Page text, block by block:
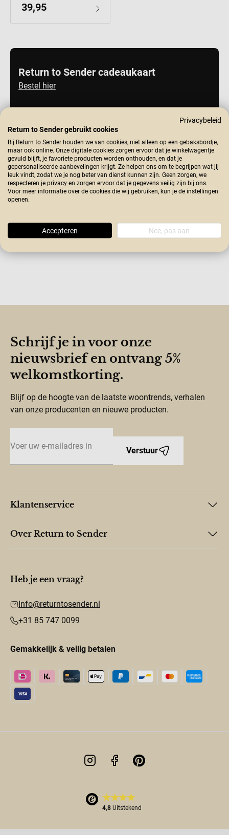
39,95
Return to Sender cadeaukaart
Bestel hier
Schrijf je in voor onze
nieuwsbrief en ontvang 5%
welkomstkorting.
Blijf op de hoogte van de laatste woontrends, verhalen
van onze producenten en nieuwe producten.
Verstuur
Klantenservice
Over Return to Sender
Heb je een vraag?
Info@returntosender.nl
+31 85 747 0099
Gemakkelijk & veilig betalen
4,8 Uitstekend
Privacybeleid
Return to Sender gebruikt cookies
Bij Return to Sender houden we van cookies, niet alleen op een gebaksbordje,
maar ook online. Onze digitale cookies zorgen ervoor dat je winkelwagentje
gevuld blijft, je favoriete producten worden onthouden, en dat je
gepersonaliseerde aanbevelingen krijgt. Ze helpen ons om te begrijpen wat jij
leuk vindt, zodat we je nog beter van dienst kunnen zijn. Geen zorgen, we
respecteren je privacy en zorgen ervoor dat je gegevens veilig zijn bij ons.
Voor meer informatie over de cookies die wij gebruiken, kun je de instellingen
openen.
Accepteren Nee, pas aan